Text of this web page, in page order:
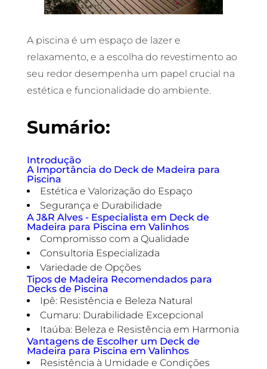
A piscina é um espaço de lazer e
relaxamento, e a escolha do revestimento ao
seu redor desempenha um papel crucial na
estética e funcionalidade do ambiente.
Sumário:
Introdução
A Importância do Deck de Madeira para
Piscina
Estética e Valorização do Espaço
Segurança e Durabilidade
A J&R Alves - Especialista em Deck de
Madeira para Piscina em Valinhos
Compromisso com a Qualidade
Consultoria Especializada
Variedade de Opções
Tipos de Madeira Recomendados para
Decks de Piscina
Ipê: Resistência e Beleza Natural
Cumaru: Durabilidade Excepcional
Itaúba: Beleza e Resistência em Harmonia
Vantagens de Escolher um Deck de
Madeira para Piscina em Valinhos
Resistência à Umidade e Condições